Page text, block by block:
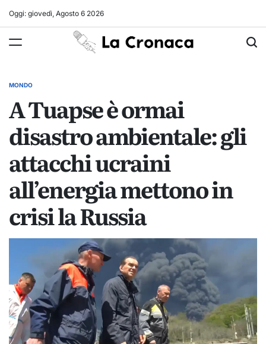
Oggi: giovedì, Agosto 6 2026
La
Cronaca
POSTED
MONDO
A Tuapse è ormai
disastro ambientale: gli
attacchi ucraini
all’energia mettono in
crisi la Russia